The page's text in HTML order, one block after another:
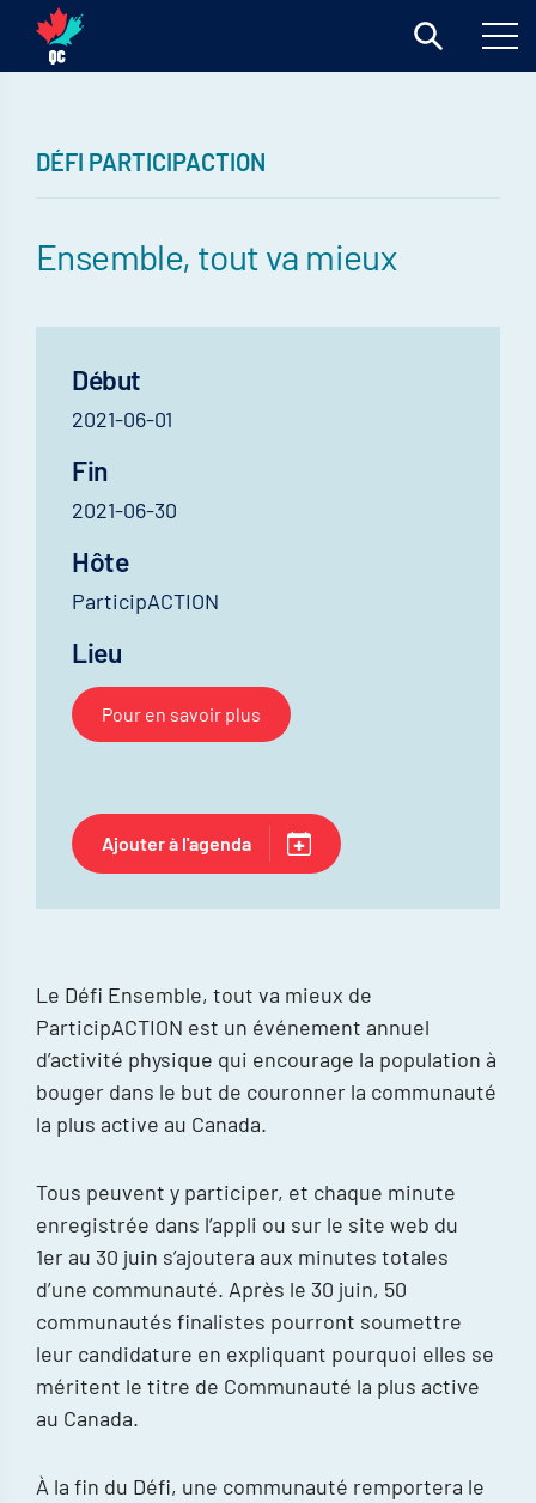
DÉFI PARTICIPACTION
Ensemble, tout va mieux
Le Défi Ensemble, tout va mieux de
ParticipACTION est un événement annuel
d’activité physique qui encourage la population à
bouger dans le but de couronner la communauté
la plus active au Canada.
Tous peuvent y participer, et chaque minute
enregistrée dans l’appli ou sur le site web du
1er au 30 juin s’ajoutera aux minutes totales
d’une communauté. Après le 30 juin, 50
communautés finalistes pourront soumettre
leur candidature en expliquant pourquoi elles se
méritent le titre de Communauté la plus active
au Canada.
À la fin du Défi, une communauté remportera le
Début
2021-06-01
Fin
2021-06-30
Hôte
ParticipACTION
Lieu
Pour en savoir plus
Ajouter à l'agenda